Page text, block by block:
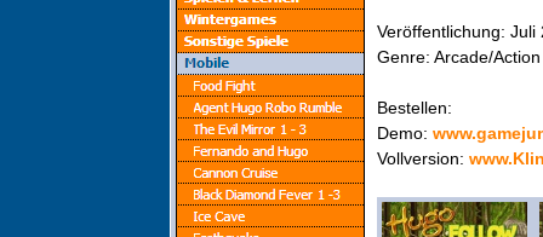
Veröffentlichung: Juli
Genre: Arcade/Action
Bestellen:
Demo:
Vollversion: